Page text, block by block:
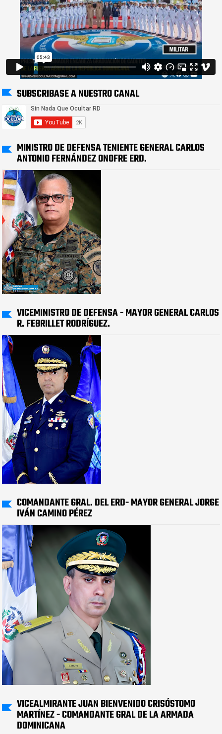
SUBSCRIBASE A NUESTRO CANAL
MINISTRO DE DEFENSA TENIENTE GENERAL CARLOS
ANTONIO FERNÁNDEZ ONOFRE ERD.
VICEMINISTRO DE DEFENSA - MAYOR GENERAL CARLOS
R. FEBRILLET RODRÍGUEZ.
COMANDANTE GRAL. DEL ERD- MAYOR GENERAL JORGE
IVÁN CAMINO PÉREZ
VICEALMIRANTE JUAN BIENVENIDO CRISÓSTOMO
MARTÍNEZ - COMANDANTE GRAL DE LA ARMADA
DOMINICANA